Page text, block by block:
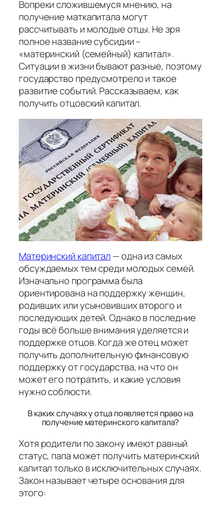
Вопреки сложившемуся мнению, на
получение маткапитала могут
рассчитывать и молодые отцы. Не зря
полное название субсидии –
«материнский (семейный) капитал».
Ситуации в жизни бывают разные, поэтому
государство предусмотрело и такое
развитие событий. Рассказываем, как
получить отцовский капитал.
Материнский капитал— одна из самых
обсуждаемых тем среди молодых семей.
Изначально программа была
ориентирована на поддержку женщин,
родивших или усыновивших второго и
последующих детей. Однако в последние
годы всё больше внимания уделяется и
поддержке отцов. Когда же отец может
получить дополнительную финансовую
поддержку от государства, на что он
может его потратить, и какие условия
нужно соблюсти.
В каких случаях у отца появляется право на
получение материнского капитала?
Хотя родители по закону имеют равный
статус, папа может получить материнский
капитал только в исключительных случаях.
Закон называет четыре основания для
этого: